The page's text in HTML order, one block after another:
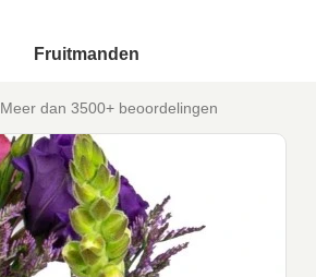
Fruitmanden
Meer dan 3500+ beoordelingen